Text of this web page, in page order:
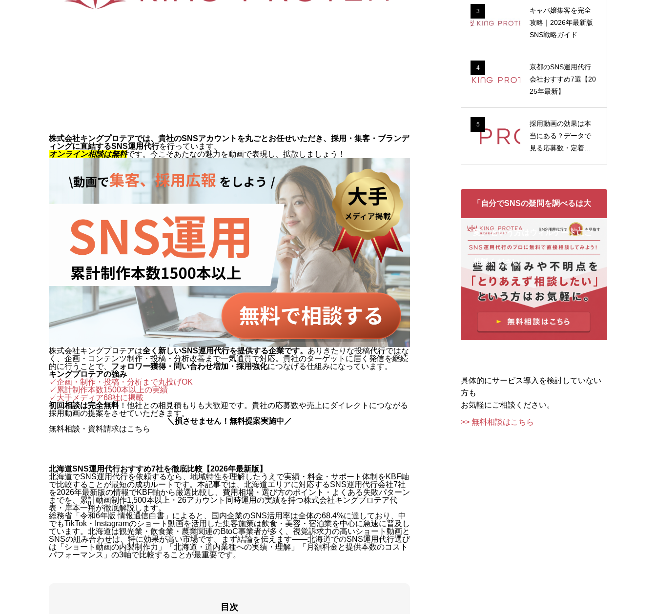
株式会社キングプロテアでは、貴社のSNSアカウントを丸ごとお任せいただき、採用・集客・ブランデ
ィングに直結するSNS運用代行を行っています。
オンライン相談は無料です。今こそあたなの魅力を動画で表現し、拡散しましょう！
株式会社キングプロテアは全く新しいSNS運用代行を提供する企業です。 ありきたりな投稿代行ではな
く、企画・コンテンツ制作・投稿・分析改善まで一気通貫で対応。貴社のターゲットに届く発信を継続
的に行うことで、 フォロワー獲得・問い合わせ増加・採用強化につなげる仕組みになっています。
キングプロテアの強み
✓企画・制作・投稿・分析まで丸投げOK
✓累計制作本数1500本以上の実績
✓大手メディア68社に掲載
初回相談は完全無料！他社との相見積もりも大歓迎です。貴社の応募数や売上にダイレクトにつながる
採用動画の提案をさせていただきます。
＼損させません！無料提案実施中／
無料相談・資料請求はこちら
北海道SNS運用代行おすすめ7社を徹底比較【2026年最新版】
北海道でSNS運用代行を依頼するなら、地域特性を理解したうえで実績・料金・サポート体制をKBF軸
で比較することが最短の成功ルートです。本記事では、北海道エリアに対応するSNS運用代行会社7社
を2026年最新版の情報でKBF軸から厳選比較し、費用相場・選び方のポイント・よくある失敗パターン
までを、累計動画制作1,500本以上・26アカウント同時運用の実績を持つ株式会社キングプロテア代
表・岸本一翔が徹底解説します。
総務省「令和6年版 情報通信白書」によると、国内企業のSNS活用率は全体の68.4%に達しており、中
でもTikTok・Instagramのショート動画を活用した集客施策は飲食・美容・宿泊業を中心に急速に普及し
ています。北海道は観光業・飲食業・農業関連のBtoC事業者が多く、視覚訴求力の高いショート動画と
SNSの組み合わせは、特に効果が高い市場です。まず結論を伝えます——北海道でのSNS運用代行選び
は「ショート動画の内製制作力」「北海道・道内業種への実績・理解」「月額料金と提供本数のコスト
パフォーマンス」の3軸で比較することが最重要です。
目次
3
キャバ嬢集客を完全
攻略｜2026年最新版
SNS戦略ガイド
4
京都のSNS運用代行
会社おすすめ7選【20
25年最新】
5
採用動画の効果は本
当にある？データで
見る応募数・定着率
「自分でSNSの疑問を調べるは大
変」 という方はウィルゲートにご
相談ください。
具体的にサービス導入を検討していない
方も
お気軽にご相談ください。
>> 無料相談はこちら